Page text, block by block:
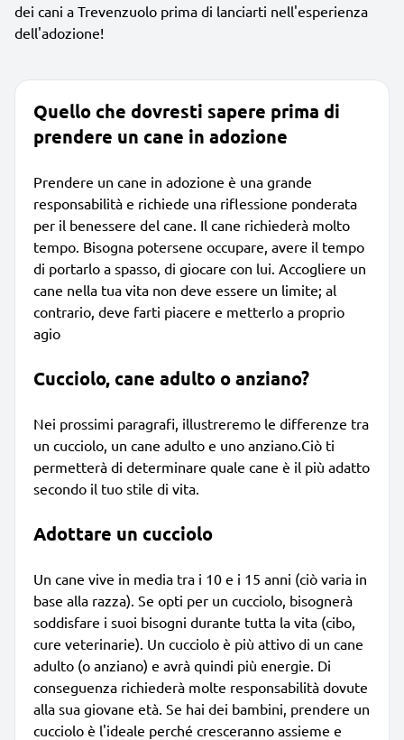
dei cani a Trevenzuolo prima di lanciarti nell'esperienza
dell'adozione!
Quello che dovresti sapere prima di
prendere un cane in adozione
Prendere un cane in adozione è una grande
responsabilità e richiede una riflessione ponderata
per il benessere del cane. Il cane richiederà molto
tempo. Bisogna potersene occupare, avere il tempo
di portarlo a spasso, di giocare con lui. Accogliere un
cane nella tua vita non deve essere un limite; al
contrario, deve farti piacere e metterlo a proprio
agio
Cucciolo, cane adulto o anziano?
Nei prossimi paragrafi, illustreremo le differenze tra
un cucciolo, un cane adulto e uno anziano.Ciò ti
permetterà di determinare quale cane è il più adatto
secondo il tuo stile di vita.
Adottare un cucciolo
Un cane vive in media tra i 10 e i 15 anni (ciò varia in
base alla razza). Se opti per un cucciolo, bisognerà
soddisfare i suoi bisogni durante tutta la vita (cibo,
cure veterinarie). Un cucciolo è più attivo di un cane
adulto (o anziano) e avrà quindi più energie. Di
conseguenza richiederà molte responsabilità dovute
alla sua giovane età. Se hai dei bambini, prendere un
cucciolo è l'ideale perché cresceranno assieme e